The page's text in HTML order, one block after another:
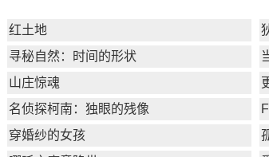
红土地
寻秘自然：时间的形状
山庄惊魂
名侦探柯南：独眼的残像
穿婚纱的女孩